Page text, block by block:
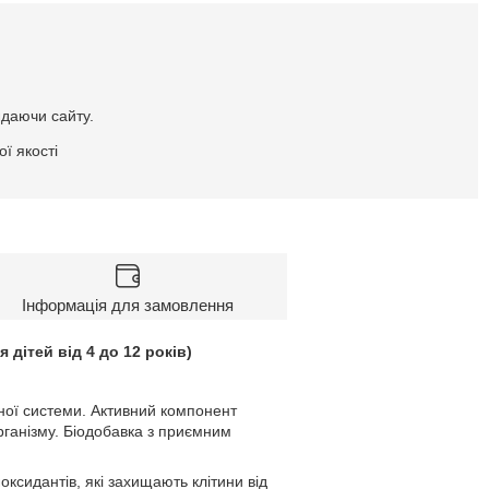
сайту.
якості
Інформація для замовлення
від 4 до 12 років)
системи. Активний компонент
Біодобавка з приємним
які захищають клітини від